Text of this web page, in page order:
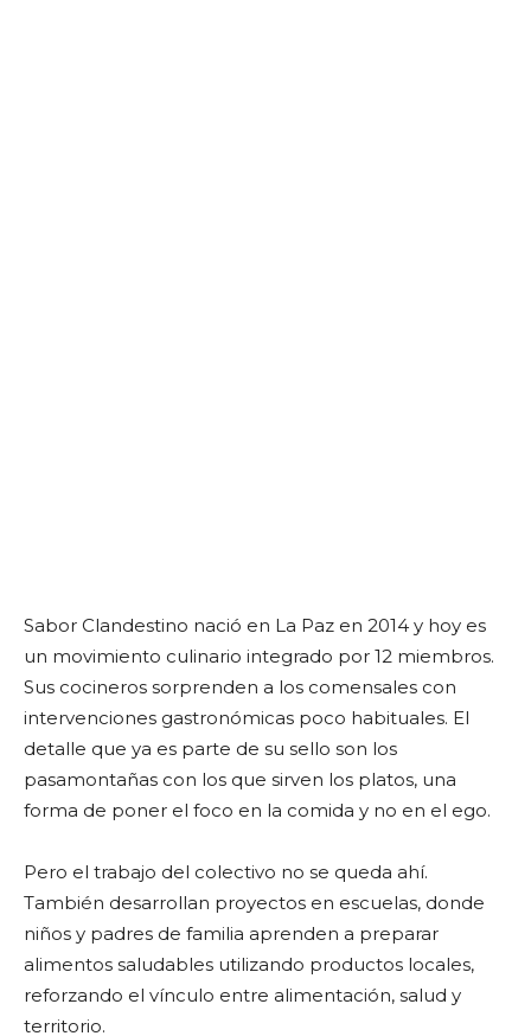
Sabor Clandestino nació en La Paz en 2014 y hoy es
un movimiento culinario integrado por 12 miembros.
Sus cocineros sorprenden a los comensales con
intervenciones gastronómicas poco habituales. El
detalle que ya es parte de su sello son los
pasamontañas con los que sirven los platos, una
forma de poner el foco en la comida y no en el ego.
Pero el trabajo del colectivo no se queda ahí.
También desarrollan proyectos en escuelas, donde
niños y padres de familia aprenden a preparar
alimentos saludables utilizando productos locales,
reforzando el vínculo entre alimentación, salud y
territorio.